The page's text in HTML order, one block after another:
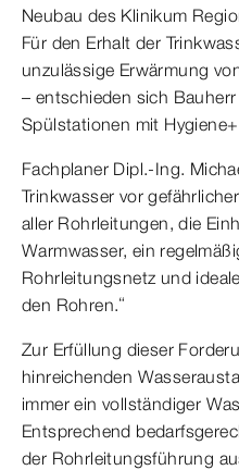
Neubau des Klinikum
Für den Erhalt der
unzulässige Erwärmung
– entschieden sich
Spülstationen mit
Fachplaner Dipl.-Ing.
Trinkwasser vor
aller Rohrleitungen, die
Warmwasser, ein
Rohrleitungsnetz und
den Rohren.“
Zur Erfüllung dieser
hinreichenden
immer ein vollständiger
Entsprechend
der Rohrleitungsführung